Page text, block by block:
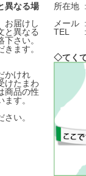
異なる場
お届けし
と異なる
さい。
ます。
かけれ
けたまわ
商品の性
す。
い。
所在地
メール
TEL
◇てくて